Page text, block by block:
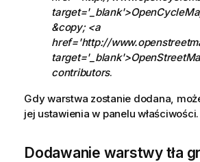
&copy; <a
href='http://
contributors.
Gdy warstwa zostanie dodana,
jej ustawienia w panelu właściwości.
Dodawanie warstwy tła